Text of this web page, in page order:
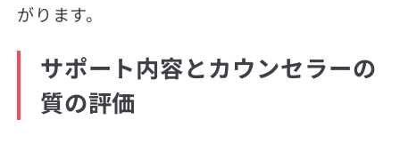
がります。
サポート内容とカウンセラーの
質の評価